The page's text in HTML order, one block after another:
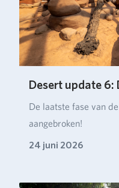
Desert update 6:
De laatste fase van
aangebroken!
24 juni 2026